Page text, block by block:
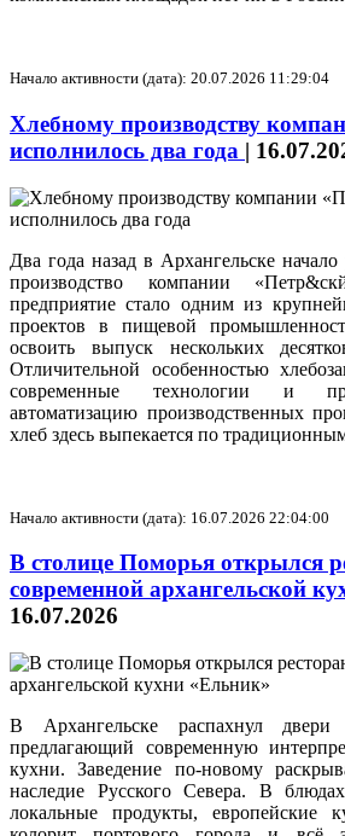
Начало активности (дата): 20.07.2026 11:29:04
Хлебному производству
исполнилось два года |
Два года назад в Архангельске начало
производство компании
предприятие стало одним из
проектов в пищевой
освоить выпуск нескольких
Отличительной особенностью
современные технологии и
автоматизацию производственных
хлеб здесь выпекается по
Начало активности (дата): 16.07.2026 22:04:00
В столице Поморья открылся
современной архангельской
16.07.2026
В Архангельске распахнул
предлагающий современную
кухни. Заведение по‑новому
наследие Русского Севера. В
локальные продукты, европейские